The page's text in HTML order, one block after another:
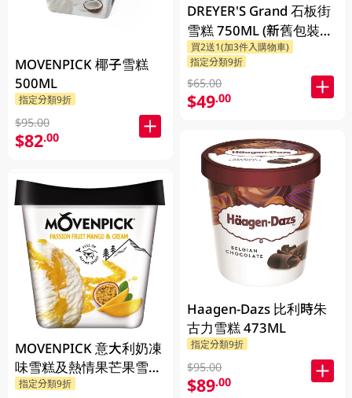
MOVENPICK 椰子雪糕
500ML
指定分類9折
$95.00
$82.00
MOVENPICK 意大利奶凍
味雪糕及熱情果芒果雪葩
500ML
指定分類9折
DREYER'S Grand 石板街
雪糕 750ML (新舊包裝隨
機發貨)
買2送1(加3件入購物車)
指定分類9折
$65.00
$49.00
Haagen-Dazs 比利時朱
古力雪糕 473ML
指定分類9折
$95.00
$89.00